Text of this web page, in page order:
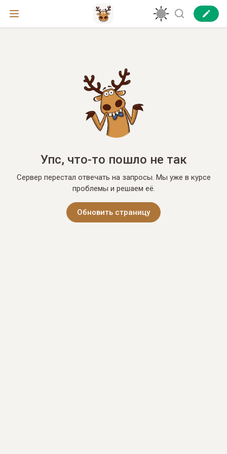
Упс, что-то пошло не так
Сервер перестал отвечать на запросы. Мы уже в курсе
проблемы и решаем её.
Обновить страницу